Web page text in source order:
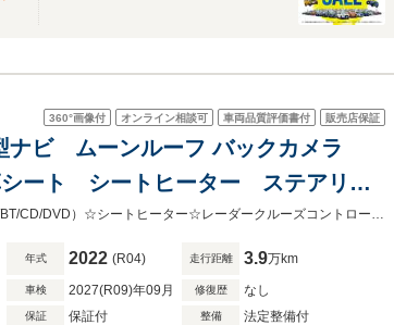
360°画像付 オンライン相談可 車両品質評価書付 販売店保証
ナビ ムーンルーフ バックカメラ
ート シートヒーター ステアリン
クルコン コーナーセンサー 純正19☆禁煙車☆ムーンルーフ☆純正10.3インチナビ（フルセグTV/BT/CD/DVD）☆シートヒーター☆レーダークルーズコントロール☆赤革シート☆プリクラッシュセーフティシステム☆レーンキープ
年式 2022 (R04) 走行距離 3.9万km
車検 2027(R09)年09月 修復歴 なし
保証 保証付 整備 法定整備付